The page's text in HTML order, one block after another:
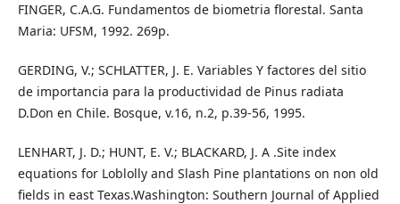
FINGER, C.A.G. Fundamentos de biometria florestal. Santa
Maria: UFSM, 1992. 269p.
GERDING, V.; SCHLATTER, J. E. Variables Y factores del sitio
de importancia para la productividad de Pinus radiata
D.Don en Chile. Bosque, v.16, n.2, p.39-56, 1995.
LENHART, J. D.; HUNT, E. V.; BLACKARD, J. A .Site index
equations for Loblolly and Slash Pine plantations on non old
fields in east Texas.Washington: Southern Journal of Applied